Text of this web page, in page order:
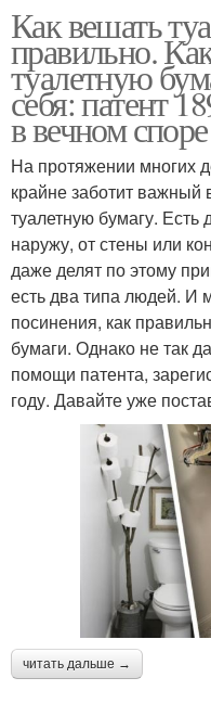
Как вешать
правильно.
туалетную
себя: патент
в вечном споре
На протяжении многих
крайне заботит важный
туалетную бумагу.
наружу, от стены или
даже делят по этому
есть два типа людей. И
посинения, как
бумаги. Однако не так
помощи патента,
году. Давайте уже
читать дальше →